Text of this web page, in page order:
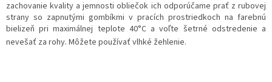
zachovanie kvality a jemnosti obliečok ich odporúčame prať z rubovej
strany so zapnutými gombíkmi v pracích prostriedkoch na farebnú
bielizeň pri maximálnej teplote 40°C a voľte šetrné odstredenie a
nevešať za rohy. Môžete používať vlhké žehlenie.